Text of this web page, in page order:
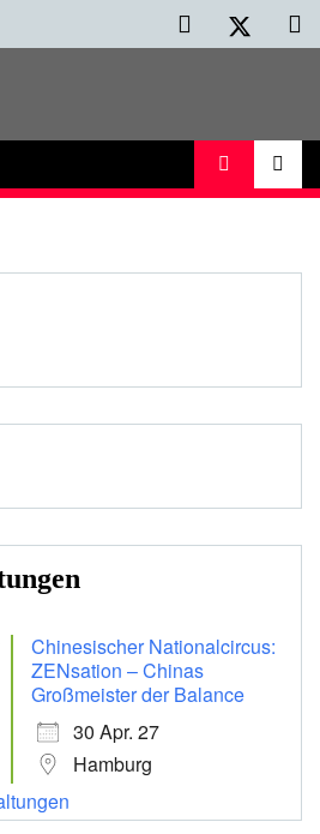
Chinesischer Nationalcircus:
ZENsation – Chinas
Großmeister der Balance
30 Apr. 27
Hamburg